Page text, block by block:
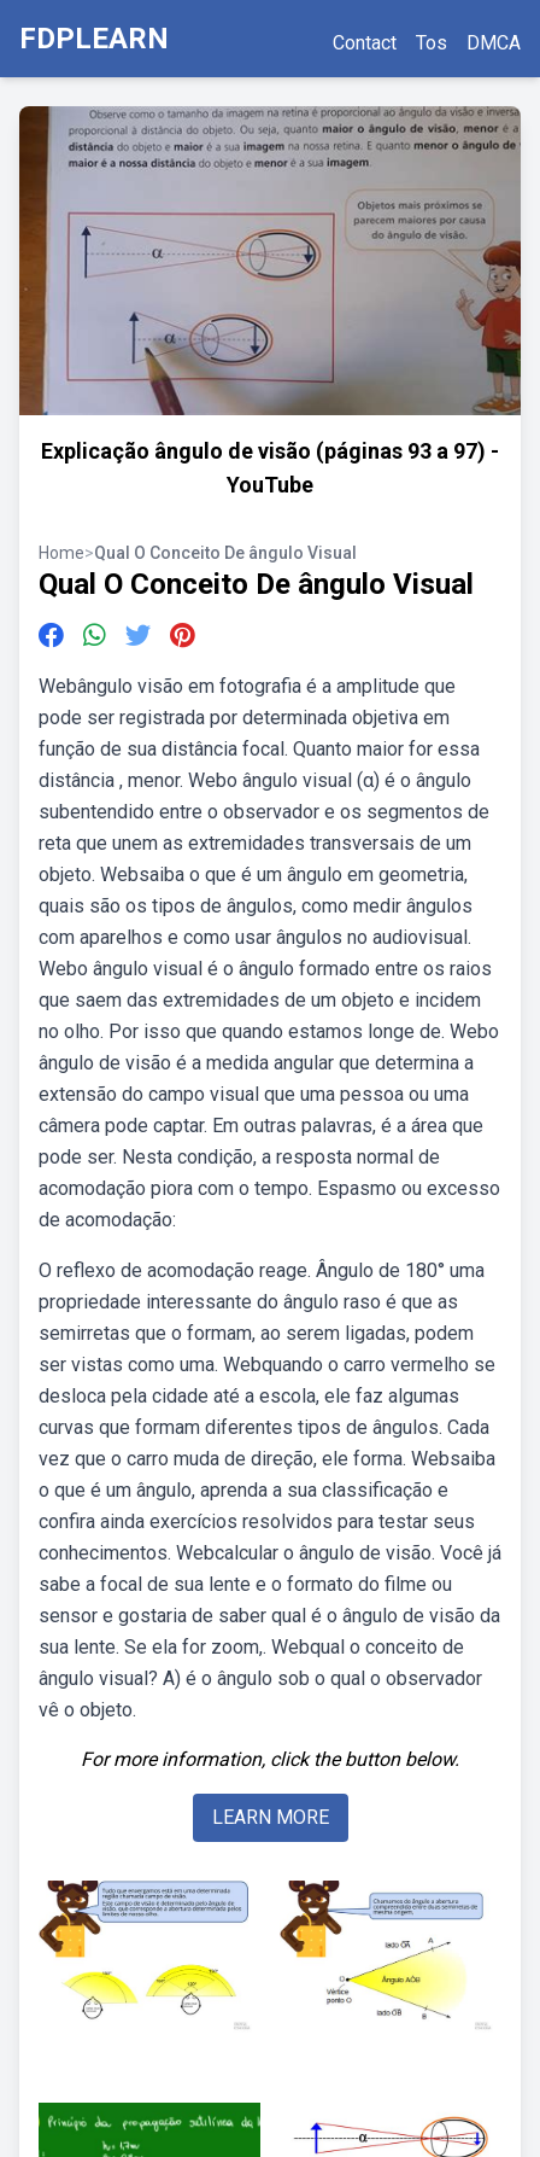
FDPLEARN Contact Tos DMCA
Explicação ângulo de visão (páginas 93 a 97) -
YouTube
Home>Qual O Conceito De ângulo Visual
Qual O Conceito De ângulo Visual
Webângulo visão em fotografia é a amplitude que
pode ser registrada por determinada objetiva em
função de sua distância focal. Quanto maior for essa
distância , menor. Webo ângulo visual (α) é o ângulo
subentendido entre o observador e os segmentos de
reta que unem as extremidades transversais de um
objeto. Websaiba o que é um ângulo em geometria,
quais são os tipos de ângulos, como medir ângulos
com aparelhos e como usar ângulos no audiovisual.
Webo ângulo visual é o ângulo formado entre os raios
que saem das extremidades de um objeto e incidem
no olho. Por isso que quando estamos longe de. Webo
ângulo de visão é a medida angular que determina a
extensão do campo visual que uma pessoa ou uma
câmera pode captar. Em outras palavras, é a área que
pode ser. Nesta condição, a resposta normal de
acomodação piora com o tempo. Espasmo ou excesso
de acomodação:
O reflexo de acomodação reage. Ângulo de 180° uma
propriedade interessante do ângulo raso é que as
semirretas que o formam, ao serem ligadas, podem
ser vistas como uma. Webquando o carro vermelho se
desloca pela cidade até a escola, ele faz algumas
curvas que formam diferentes tipos de ângulos. Cada
vez que o carro muda de direção, ele forma. Websaiba
o que é um ângulo, aprenda a sua classificação e
confira ainda exercícios resolvidos para testar seus
conhecimentos. Webcalcular o ângulo de visão. Você já
sabe a focal de sua lente e o formato do filme ou
sensor e gostaria de saber qual é o ângulo de visão da
sua lente. Se ela for zoom,. Webqual o conceito de
ângulo visual? A) é o ângulo sob o qual o observador
vê o objeto.
For more information, click the button below.
LEARN MORE